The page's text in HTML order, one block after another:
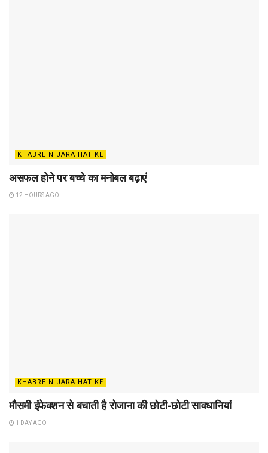
KHABREIN JARA HAT KE
असफल होने पर बच्चे का मनोबल बढ़ाएं
12 HOURS AGO
KHABREIN JARA HAT KE
मौसमी इंफेक्शन से बचाती है रोजाना की छोटी-छोटी सावधानियां
1 DAY AGO